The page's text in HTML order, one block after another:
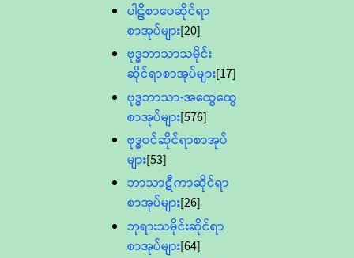
ပါဠိစာပေဆိုင်ရာ
စာအုပ်များ[20]
ဗုဒ္ဓဘာသာသမိုင်း
ဆိုင်ရာစာအုပ်များ[17]
ဗုဒ္ဓဘာသာ-အထွေထွေ
စာအုပ်များ[576]
ဗုဒ္ဓဝင်ဆိုင်ရာစာအုပ်
များ[53]
ဘာသာဋီကာဆိုင်ရာ
စာအုပ်များ[26]
ဘုရားသမိုင်းဆိုင်ရာ
စာအုပ်များ[64]